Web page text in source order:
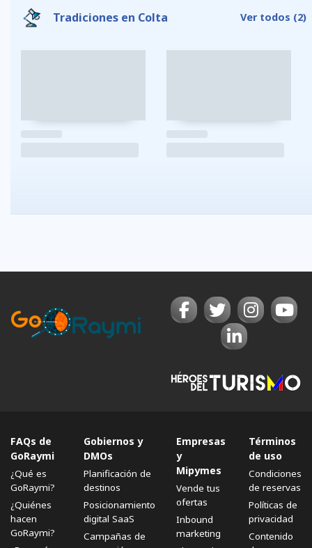
Tradiciones en Colta Ver todos (2)
FAQs de
GoRaymi
¿Qué es
GoRaymi?
¿Quiénes
hacen
GoRaymi?
Gobiernos y
DMOs
Planificación de
destinos
Posicionamiento
digital SaaS
Campañas de
Empresas
y
Mipymes
Vende tus
ofertas
Inbound
marketing
Términos
de uso
Condiciones
de reservas
Políticas de
privacidad
Contenido